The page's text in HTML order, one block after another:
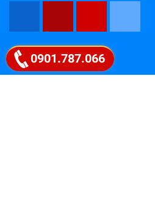
Google map
0901.787.066